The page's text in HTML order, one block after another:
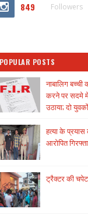
849 Followers
POPULAR POSTS
नाबालिग
करने पर सदमे
उठाया; दो
हत्या के
आरोपित
ट्रैक्टर की